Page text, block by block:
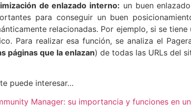
de enlazado interno: un buen
para conseguir un buen
relacionadas. Por ejemplo, si se
Para realizar esa función, se analiza el
páginas que la enlazan) de todas las URLs del
puede interesar…
Manager: su importancia y funciones en